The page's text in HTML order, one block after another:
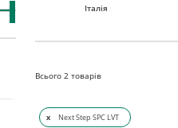
Італія
Всього2 товарів
x Next Step SPC LVT